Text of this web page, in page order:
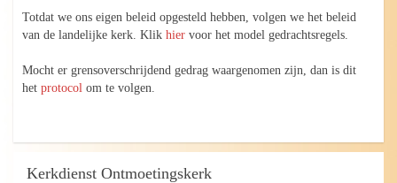
Totdat we ons eigen beleid opgesteld hebben, volgen we het beleid
van de landelijke kerk. Klikhier voor het model gedrachtsregels.
Mocht er grensoverschrijdend gedrag waargenomen zijn, dan is dit
hetprotocol om te volgen.
Kerkdienst Ontmoetingskerk